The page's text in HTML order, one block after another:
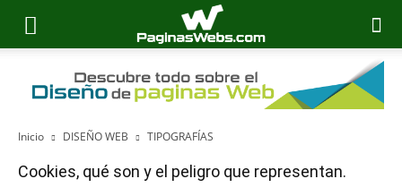
Inicio DISEÑO WEB TIPOGRAFÍAS
Cookies, qué son y el peligro que representan.